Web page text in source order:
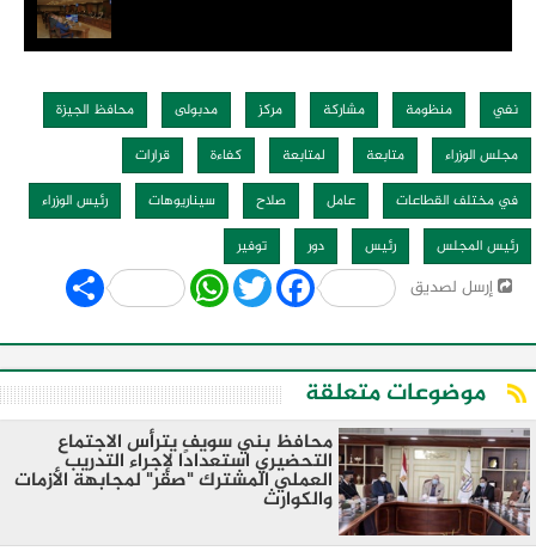
نفي منظومة مشاركة مركز مدبولى
محافظ الجيزة
مجلس الوزراء
متابعة لمتابعة كفاءة
قرارات
في مختلف القطاعات
عامل صلاح سيناريوهات
رئيس الوزراء
رئيس المجلس
رئيس دور توفير
إرسل لصديق Share WhatsApp
Twitter Facebook
موضوعات متعلقة
محافظ بني سويف يترأس الاجتماع
التحضيري استعدادًا لإجراء التدريب
العملي المشترك "صقر" لمجابهة الأزمات
والكوارث